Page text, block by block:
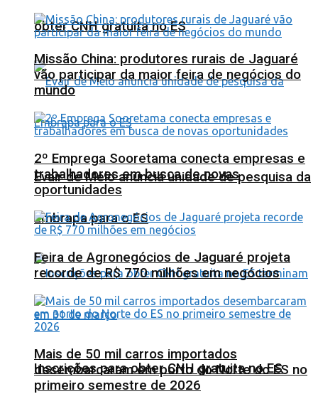
obter CNH gratuita no ES
Evair de Melo anuncia unidade de pesquisa da
Embrapa para o ES
Inscrições para obter CNH gratuita no ES
Missão China: produtores rurais de Jaguaré
vão participar da maior feira de negócios do
mundo
2º Emprega Sooretama conecta empresas e
trabalhadores em busca de novas
oportunidades
Feira de Agronegócios de Jaguaré projeta
recorde de R$ 770 milhões em negócios
Mais de 50 mil carros importados
desembarcaram em porto do Norte do ES no
primeiro semestre de 2026